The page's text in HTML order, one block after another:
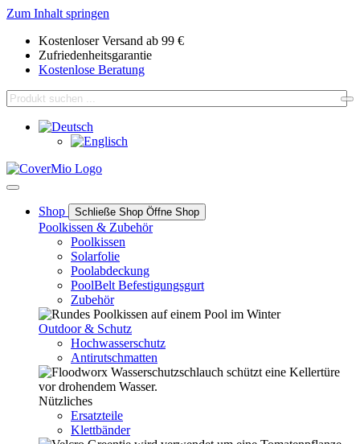
Zum Inhalt springen
Kostenloser Versand ab 99 €
Zufriedenheitsgarantie
Kostenlose Beratung
Shop Schließe Shop Öffne Shop
Poolkissen & Zubehör
Poolkissen
Solarfolie
Poolabdeckung
PoolBelt Befestigungsgurt
Zubehör
Outdoor & Schutz
Hochwasserschutz
Antirutschmatten
Nützliches
Ersatzteile
Klettbänder